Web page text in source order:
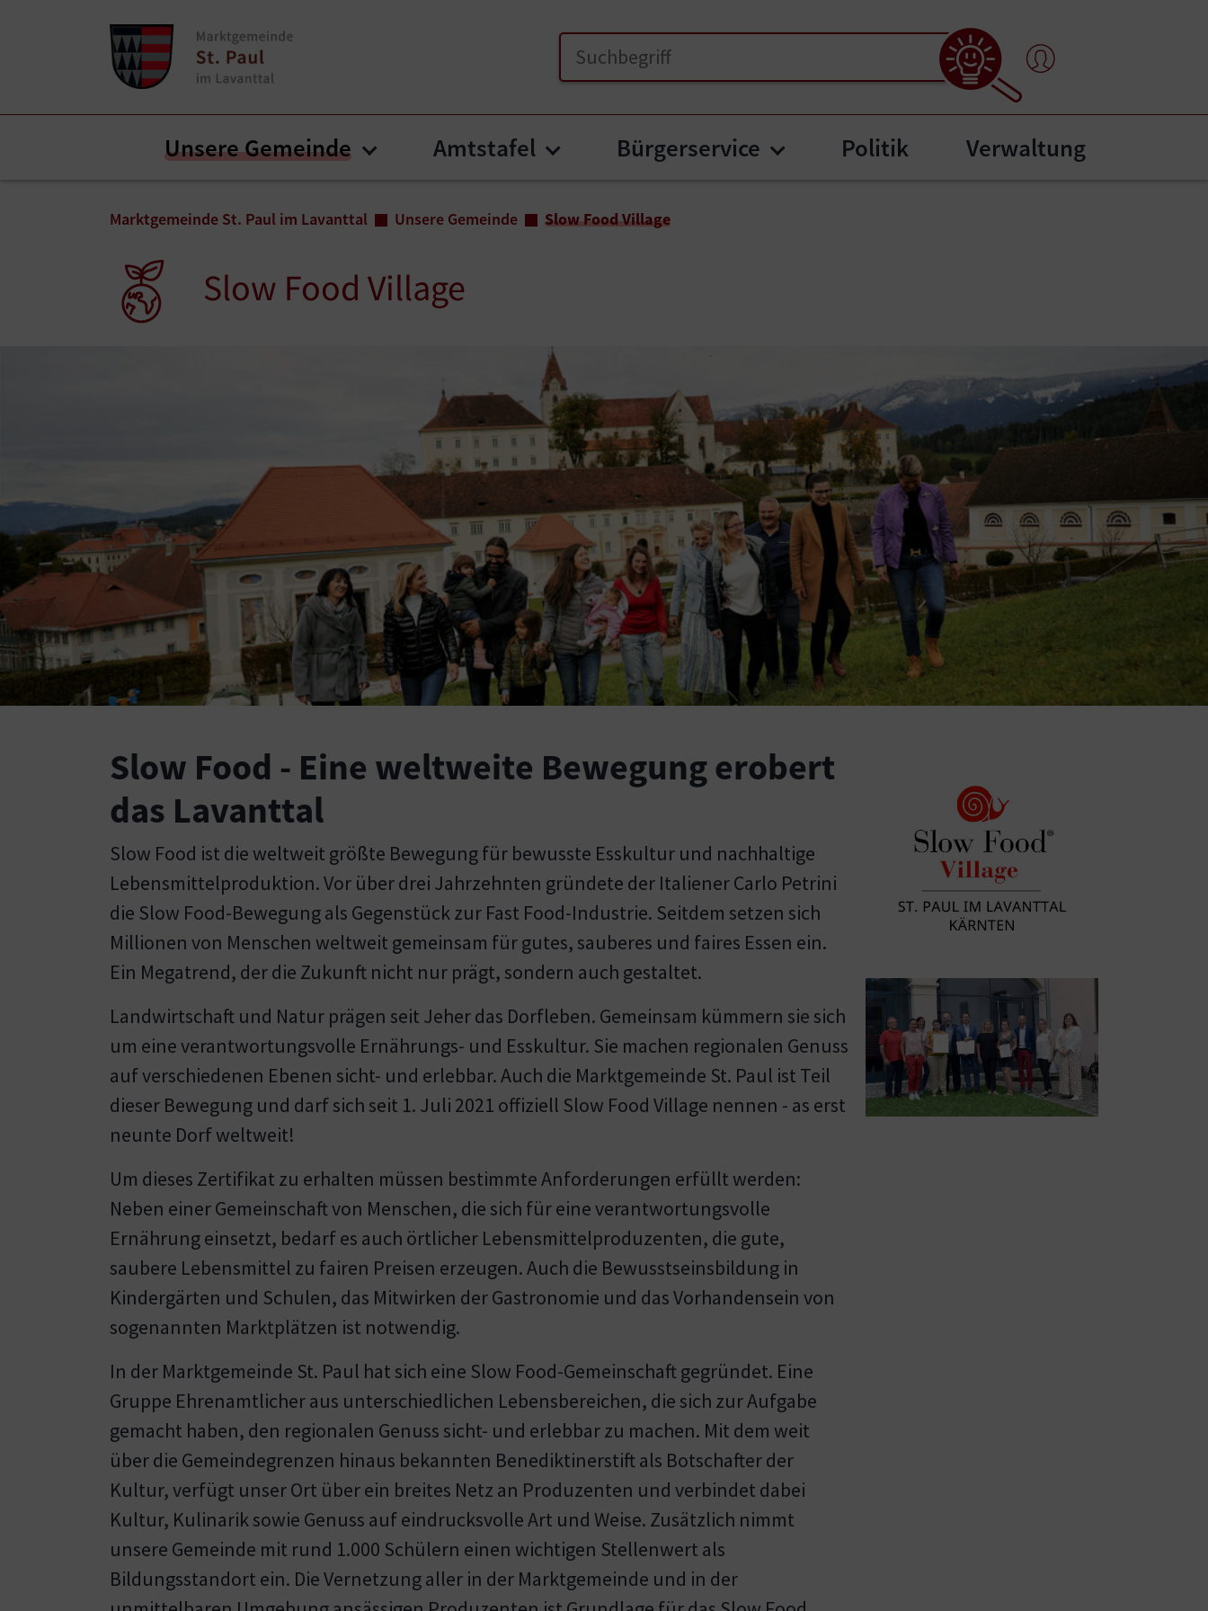
Unsere Gemeinde Submenu for "Unsere Gemeinde"
Amtstafel Submenu for "Amtstafel"
Bürgerservice Submenu for "Bürgerservice"
Politik Verwaltung
Marktgemeinde St. Paul im Lavanttal Unsere Gemeinde Slow Food Village
Slow Food Village
Slow Food - Eine weltweite Bewegung erobert
das Lavanttal
Slow Food ist die weltweit größte Bewegung für bewusste Esskultur und nachhaltige
Lebensmittelproduktion. Vor über drei Jahrzehnten gründete der Italiener Carlo Petrini
die Slow Food-Bewegung als Gegenstück zur Fast Food-Industrie. Seitdem setzen sich
Millionen von Menschen weltweit gemeinsam für gutes, sauberes und faires Essen ein.
Ein Megatrend, der die Zukunft nicht nur prägt, sondern auch gestaltet.
Landwirtschaft und Natur prägen seit Jeher das Dorfleben. Gemeinsam kümmern sie sich
um eine verantwortungsvolle Ernährungs- und Esskultur. Sie machen regionalen Genuss
auf verschiedenen Ebenen sicht- und erlebbar. Auch die Marktgemeinde St. Paul ist Teil
dieser Bewegung und darf sich seit 1. Juli 2021 offiziell Slow Food Village nennen - as erst
neunte Dorf weltweit!
Um dieses Zertifikat zu erhalten müssen bestimmte Anforderungen erfüllt werden:
Neben einer Gemeinschaft von Menschen, die sich für eine verantwortungsvolle
Ernährung einsetzt, bedarf es auch örtlicher Lebensmittelproduzenten, die gute,
saubere Lebensmittel zu fairen Preisen erzeugen. Auch die Bewusstseinsbildung in
Kindergärten und Schulen, das Mitwirken der Gastronomie und das Vorhandensein von
sogenannten Marktplätzen ist notwendig.
In der Marktgemeinde St. Paul hat sich eine Slow Food-Gemeinschaft gegründet. Eine
Gruppe Ehrenamtlicher aus unterschiedlichen Lebensbereichen, die sich zur Aufgabe
gemacht haben, den regionalen Genuss sicht- und erlebbar zu machen. Mit dem weit
über die Gemeindegrenzen hinaus bekannten Benediktinerstift als Botschafter der
Kultur, verfügt unser Ort über ein breites Netz an Produzenten und verbindet dabei
Kultur, Kulinarik sowie Genuss auf eindrucksvolle Art und Weise. Zusätzlich nimmt
unsere Gemeinde mit rund 1.000 Schülern einen wichtigen Stellenwert als
Bildungsstandort ein. Die Vernetzung aller in der Marktgemeinde und in der
Show larger version